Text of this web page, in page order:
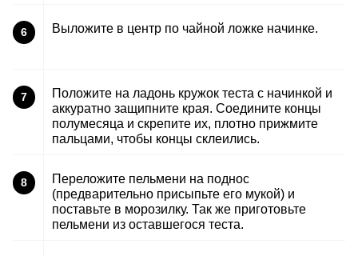
6 Выложите в центр по чайной ложке начинке.
7
Положите на ладонь кружок теста с начинкой и
аккуратно защипните края. Соедините концы
полумесяца и скрепите их, плотно прижмите
пальцами, чтобы концы склеились.
8
Переложите пельмени на поднос
(предварительно присыпьте его мукой) и
поставьте в морозилку. Так же приготовьте
пельмени из оставшегося теста.